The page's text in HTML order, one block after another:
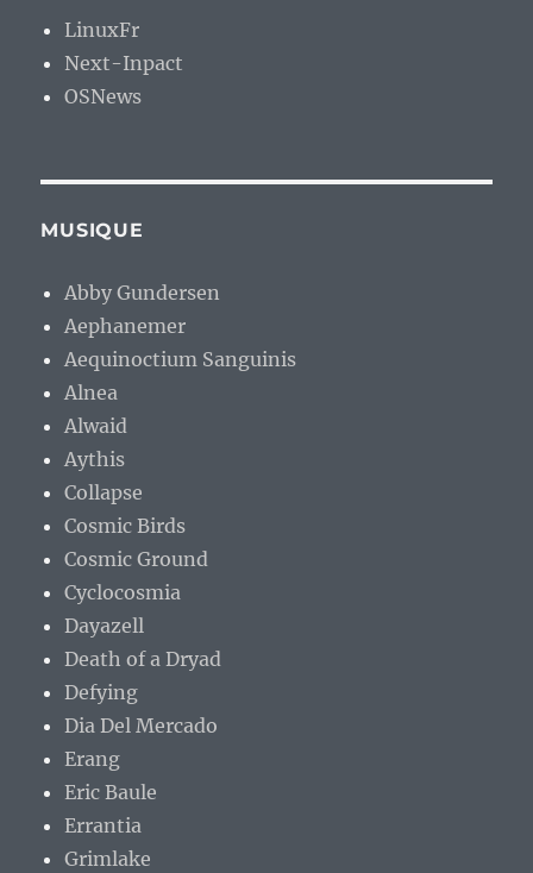
LinuxFr
Next-Inpact
OSNews
MUSIQUE
Abby Gundersen
Aephanemer
Aequinoctium Sanguinis
Alnea
Alwaid
Aythis
Collapse
Cosmic Birds
Cosmic Ground
Cyclocosmia
Dayazell
Death of a Dryad
Defying
Dia Del Mercado
Erang
Eric Baule
Errantia
Grimlake